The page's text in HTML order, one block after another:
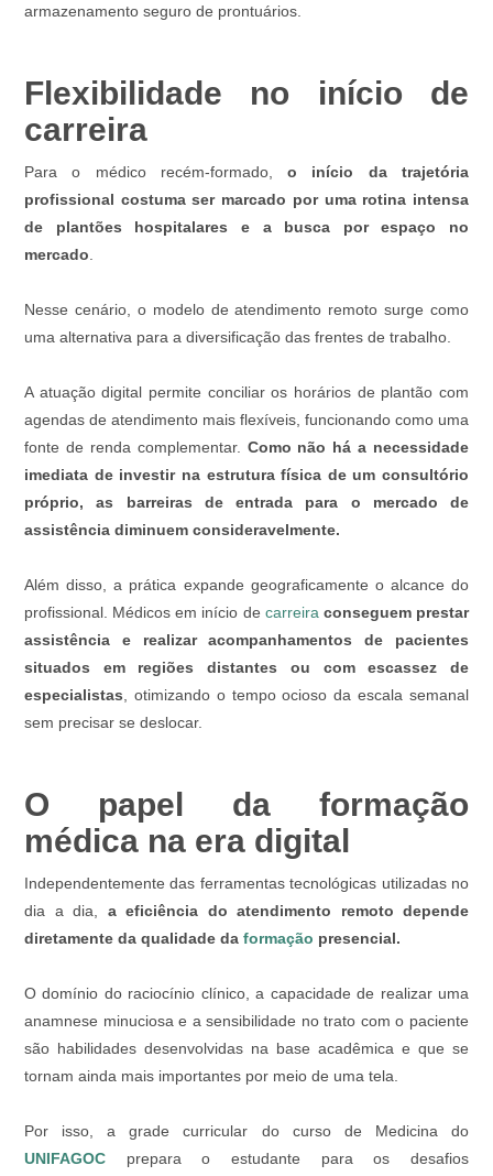
armazenamento seguro de prontuários.
Flexibilidade no início de
carreira
Para o médico recém-formado,o início da trajetória
profissional costuma ser marcado por uma rotina intensa
de plantões hospitalares e a busca por espaço no
mercado
Nesse cenário, o modelo de atendimento remoto surge como
uma alternativa para a diversificação das frentes de trabalho.
A atuação digital permite conciliar os horários de plantão com
agendas de atendimento mais flexíveis, funcionando como uma
fonte de renda complementar. Como não há a necessidade
imediata de investir na estrutura física de um consultório
próprio, as barreiras de entrada para o mercado de
assistência diminuem consideravelmente.
Além disso, a prática expande geograficamente o alcance do
profissional. Médicos em início de carreira conseguem prestar
assistência e realizar acompanhamentos de pacientes
situados em regiões distantes ou com escassez de
especialistas , otimizando o tempo ocioso da escala semanal
sem precisar se deslocar.
O papel da formação
médica na era digital
Independentemente das ferramentas tecnológicas utilizadas no
dia a dia, a eficiência do atendimento remoto depende
diretamente da qualidade da formação presencial.
O domínio do raciocínio clínico, a capacidade de realizar uma
anamnese minuciosa e a sensibilidade no trato com o paciente
são habilidades desenvolvidas na base acadêmica e que se
tornam ainda mais importantes por meio de uma tela.
Por isso, a grade curricular do curso de Medicina do
UNIFAGOC
prepara o estudante para os desafios